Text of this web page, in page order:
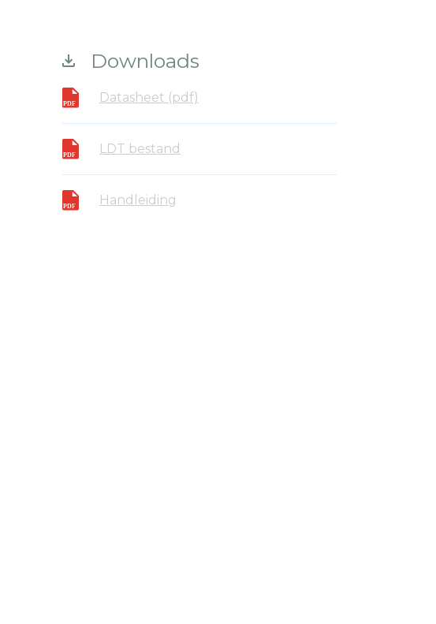
Downloads
Datasheet (pdf)
LDT bestand
Handleiding